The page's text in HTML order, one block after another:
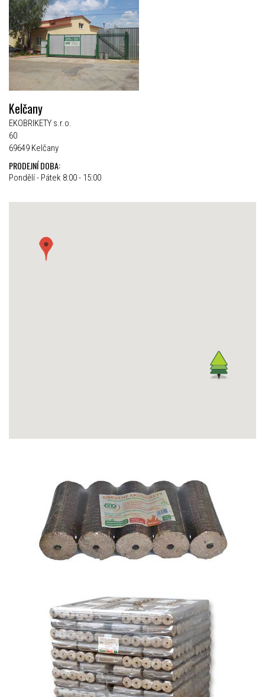
Kelčany
EKOBRIKETY s.r.o.
60
69649 Kelčany
PRODEJNÍ DOBA:
Pondělí - Pátek 8:00 - 15:00